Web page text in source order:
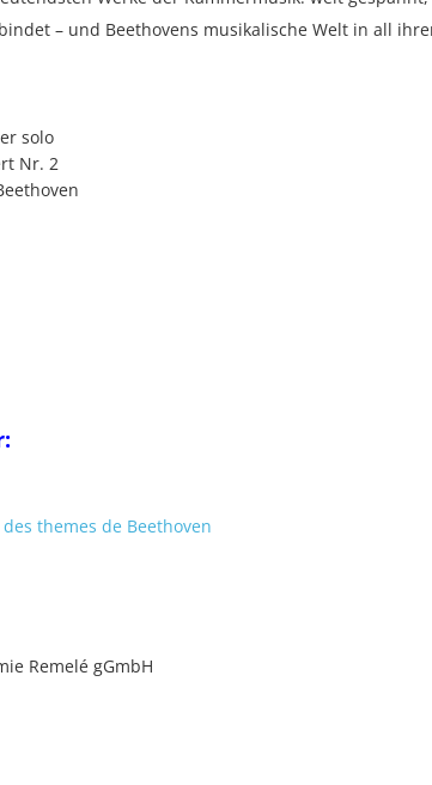
– und Beethovens musikalische Welt in all
solo
2
themes de Beethoven
Remelé gGmbH